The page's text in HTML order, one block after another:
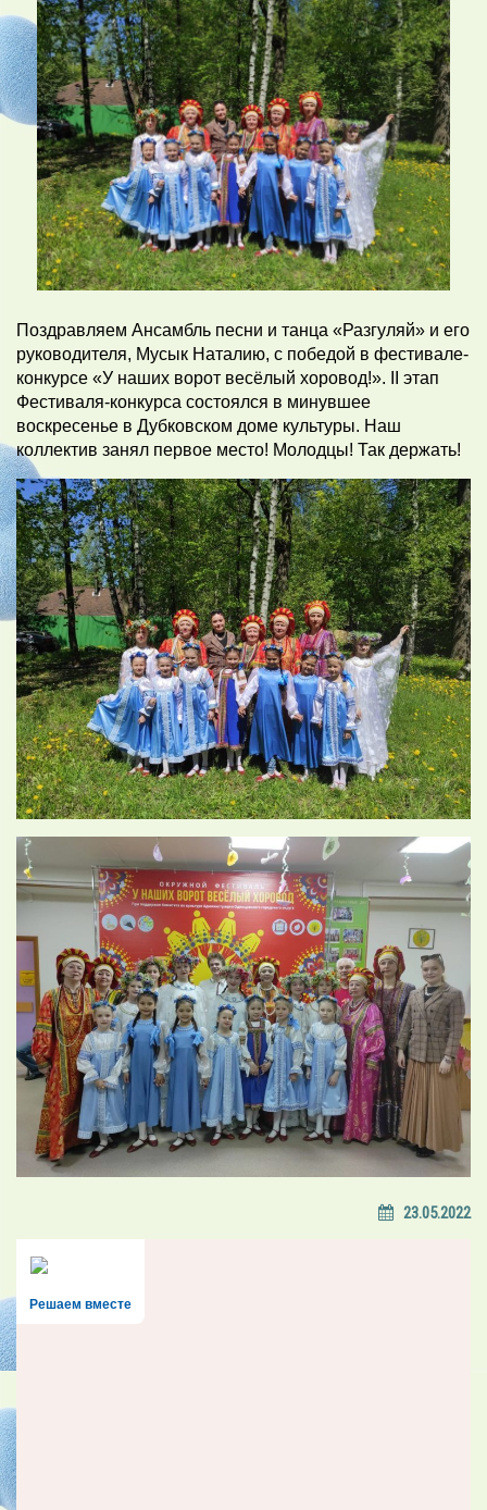
Поздравляем Ансамбль песни и танца «Разгуляй» и его
руководителя, Мусык Наталию, с победой в фестивале-
конкурсе «У наших ворот весёлый хоровод!». II этап
Фестиваля-конкурса состоялся в минувшее
воскресенье в Дубковском доме культуры. Наш
коллектив занял первое место! Молодцы! Так держать!
23.05.2022
Решаем вместе